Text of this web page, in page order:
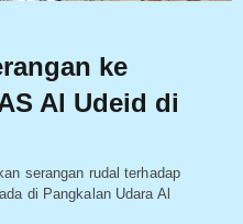
ke
Al Udeid di
serangan rudal terhadap
di Pangkalan Udara Al